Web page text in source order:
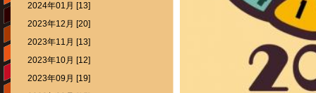
2024年01月 [13]
2023年12月 [20]
2023年11月 [13]
2023年10月 [12]
2023年09月 [19]